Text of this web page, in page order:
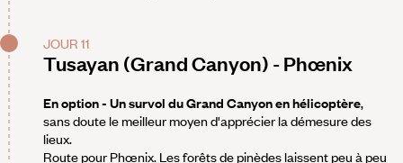
JOUR 11
Tusayan (Grand Canyon) - Phœnix
En option - Un survol du Grand Canyon en hélicoptère,
sans doute le meilleur moyen d'apprécier la démesure des
lieux.
Route pour Phœnix. Les forêts de pinèdes laissent peu à peu